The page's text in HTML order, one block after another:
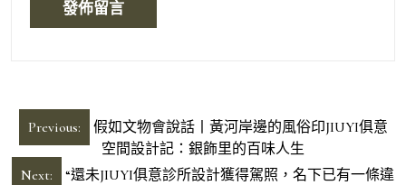
文
章
導
Previous:
假如文物會說話丨黃河岸邊的風俗印JIUYI俱意
空間設計記：銀飾里的百味人生
Next:
“還未JIUYI俱意診所設計獲得駕照，名下已有一條違